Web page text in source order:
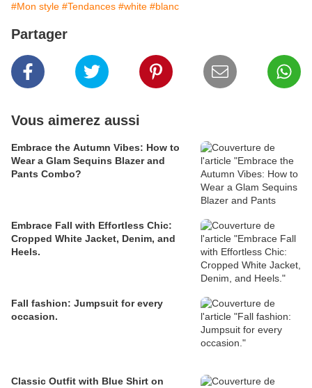
#Mon style #Tendances #white #blanc
Partager
Vous aimerez aussi
Embrace the Autumn Vibes: How to
Wear a Glam Sequins Blazer and
Pants Combo?
Embrace Fall with Effortless Chic:
Cropped White Jacket, Denim, and
Heels.
Fall fashion: Jumpsuit for every
occasion.
Classic Outfit with Blue Shirt on